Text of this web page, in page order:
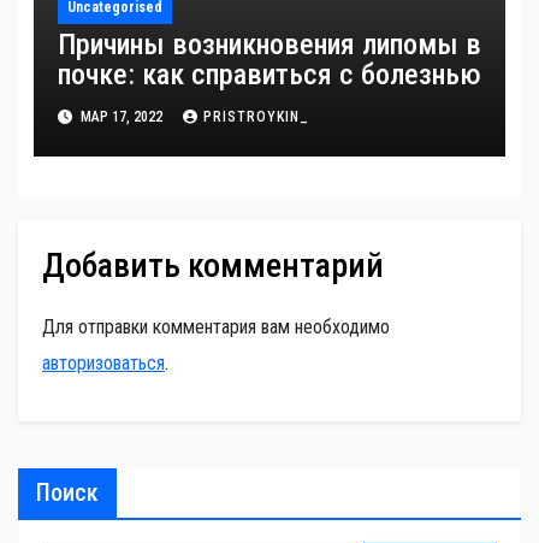
Uncategorised
Причины возникновения липомы в
почке: как справиться с болезнью
МАР 17, 2022 PRISTROYKIN_
Добавить комментарий
Для отправки комментария вам необходимо
авторизоваться.
Поиск